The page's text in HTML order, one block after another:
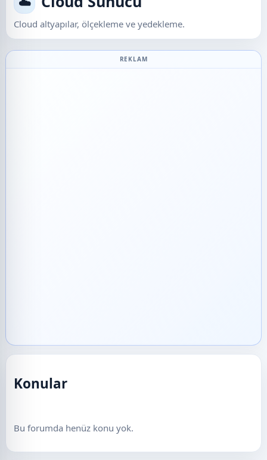
Cloud altyapılar, ölçekleme ve yedekleme.
REKLAM
Konular
Bu forumda henüz konu yok.